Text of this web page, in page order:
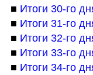
■ Итоги 30-го
■ Итоги 31-го
■ Итоги 32-го
■ Итоги 33-го
■ Итоги 34-го